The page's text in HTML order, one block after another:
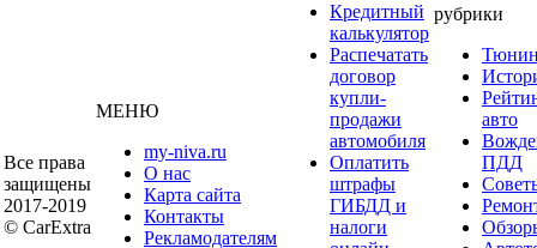
Все права
защищены
2017-2019
© CarExtra
МЕНЮ
my-niva.ru
О нас
Карта сайта
Контакты
Рекламодателям
Кредитный
калькулятор
Распечатать
договор
купли-
продажи
автомобиля
Оплатить
штрафы
ГИБДД и
налоги
рубрики
авто
ПДД